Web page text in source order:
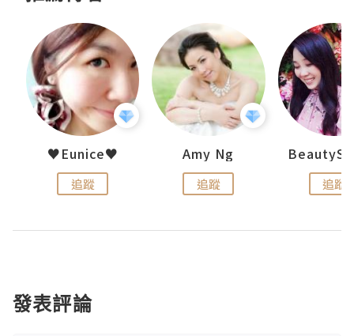
♥Eunice♥
追蹤
Amy Ng
追蹤 追蹤
發表評論